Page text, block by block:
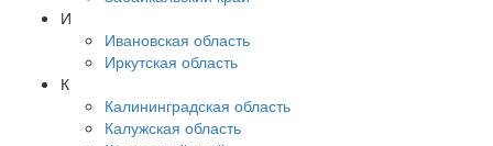
И
Ивановская область
Иркутская область
К
Калининградская область
Калужская область